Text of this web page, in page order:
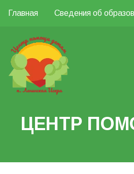
Перейти
основному
содержанию
Search
Основная
навигация
Главная Сведения об
ЦЕНТР